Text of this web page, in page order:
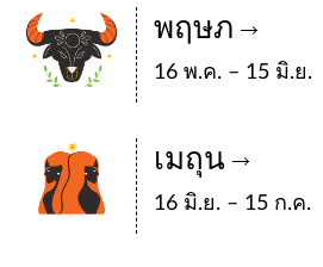
พฤษภ
16 พ.ค. – 15 มิ.ย.
เมถุน
16 มิ.ย. – 15 ก.ค.